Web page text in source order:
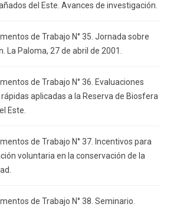
del Este. Avances de investigación.
de Trabajo N° 35. Jornada sobre
La Paloma, 27 de abril de 2001.
de Trabajo N° 36. Evaluaciones
aplicadas a la Reserva de Biosfera
Este.
de Trabajo N° 37. Incentivos para
voluntaria en la conservación de la
de Trabajo N° 38. Seminario.